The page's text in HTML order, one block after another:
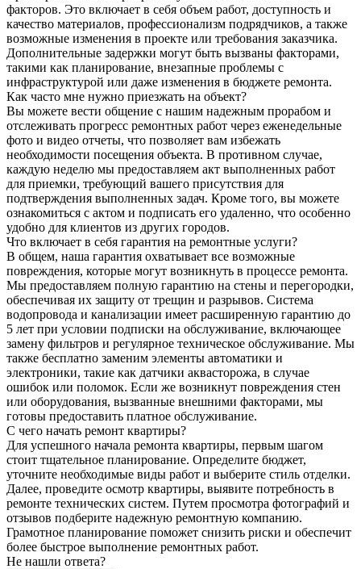
факторов. Это включает в себя объем работ, доступность и
качество материалов, профессионализм подрядчиков, а также
возможные изменения в проекте или требования заказчика.
Дополнительные задержки могут быть вызваны факторами,
такими как планирование, внезапные проблемы с
инфраструктурой или даже изменения в бюджете ремонта.
Как часто мне нужно приезжать на объект?
Вы можете вести общение с нашим надежным прорабом и
отслеживать прогресс ремонтных работ через еженедельные
фото и видео отчеты, что позволяет вам избежать
необходимости посещения объекта. В противном случае,
каждую неделю мы предоставляем акт выполненных работ
для приемки, требующий вашего присутствия для
подтверждения выполненных задач. Кроме того, вы можете
ознакомиться с актом и подписать его удаленно, что особенно
удобно для клиентов из других городов.
Что включает в себя гарантия на ремонтные услуги?
В общем, наша гарантия охватывает все возможные
повреждения, которые могут возникнуть в процессе ремонта.
Мы предоставляем полную гарантию на стены и перегородки,
обеспечивая их защиту от трещин и разрывов. Система
водопровода и канализации имеет расширенную гарантию до
5 лет при условии подписки на обслуживание, включающее
замену фильтров и регулярное техническое обслуживание. Мы
также бесплатно заменим элементы автоматики и
электроники, такие как датчики аквасторожа, в случае
ошибок или поломок. Если же возникнут повреждения стен
или оборудования, вызванные внешними факторами, мы
готовы предоставить платное обслуживание.
С чего начать ремонт квартиры?
Для успешного начала ремонта квартиры, первым шагом
стоит тщательное планирование. Определите бюджет,
уточните необходимые виды работ и выберите стиль отделки.
Далее, проведите осмотр квартиры, выявите потребность в
ремонте технических систем. Путем просмотра фотографий и
отзывов подберите надежную ремонтную компанию.
Грамотное планирование поможет снизить риски и обеспечит
более быстрое выполнение ремонтных работ.
Не нашли ответа?